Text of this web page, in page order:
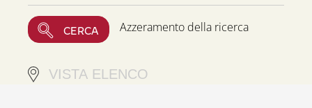
Azzeramento della ricerca